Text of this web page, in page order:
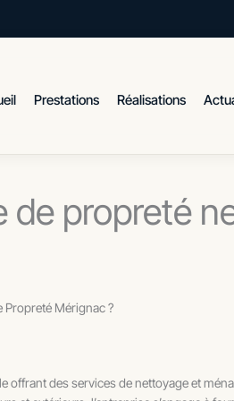
Prestations Réalisations
de propreté
Propreté Mérignac ?
offrant des services de nettoyage et